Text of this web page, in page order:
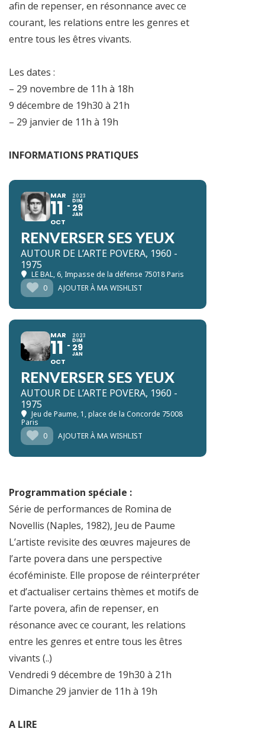
afin de repenser, en résonnance avec ce
courant, les relations entre les genres et
entre tous les êtres vivants.
Les dates :
– 29 novembre de 11h à 18h
9 décembre de 19h30 à 21h
– 29 janvier de 11h à 19h
INFORMATIONS PRATIQUES
MAR
11
OCT
2023
DIM
29
JAN
RENVERSER SES YEUX
AUTOUR DE L’ARTE POVERA, 1960 -
1975
LE BAL, 6, Impasse de la défense 75018 Paris
0
AJOUTER À MA WISHLIST
MAR
11
OCT
2023
DIM
29
JAN
RENVERSER SES YEUX
AUTOUR DE L’ARTE POVERA, 1960 -
1975
Jeu de Paume, 1, place de la Concorde 75008
Paris
0
AJOUTER À MA WISHLIST
Programmation spéciale :
Série de performances de Romina de
Novellis (Naples, 1982), Jeu de Paume
L’artiste revisite des œuvres majeures de
l’arte povera dans une perspective
écoféministe. Elle propose de réinterpréter
et d’actualiser certains thèmes et motifs de
l’arte povera, afin de repenser, en
résonance avec ce courant, les relations
entre les genres et entre tous les êtres
vivants (..)
Vendredi 9 décembre de 19h30 à 21h
Dimanche 29 janvier de 11h à 19h
A LIRE